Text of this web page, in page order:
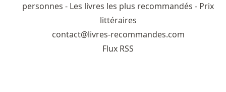
personnes - Les livres les plus recommandés - Prix
littéraires
contact@livres-recommandes.com
Flux RSS